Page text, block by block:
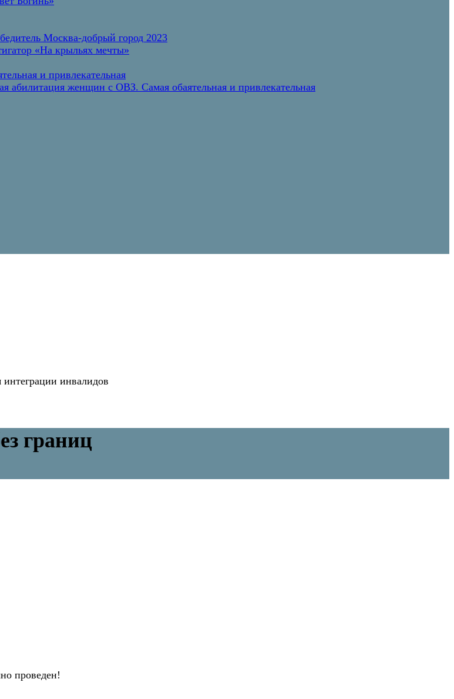
Москва-добрый город 2023
«На крыльях мечты»
и привлекательная
абилитация женщин с ОВЗ. Самая обаятельная и привлекательная
инвалидов
границ
проведен!